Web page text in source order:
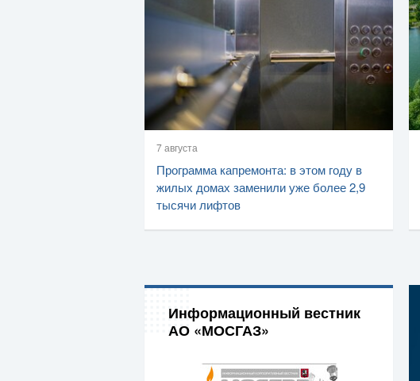
7 августа
Программа капремонта: в этом году в
жилых домах заменили уже более 2,9
тысячи лифтов
Информационный вестник
АО «МОСГАЗ»